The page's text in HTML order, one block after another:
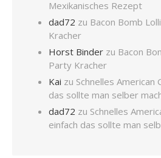
Mexikanisches Rezept
dad72 zu Bacon Bomb
Kracher
Horst Binder zu Bacon
Party Kracher
Kai zu Schnelles American
das sollte man selber
dad72 zu Schnelles
einfach das sollte man